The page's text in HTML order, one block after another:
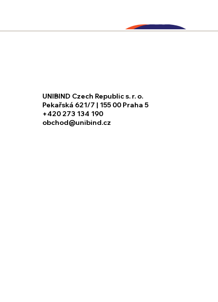
UNIBIND Czech Republic s. r. o.
Pekařská 621/7 | 155 00 Praha 5
+420 273 134 190
obchod@unibind.cz